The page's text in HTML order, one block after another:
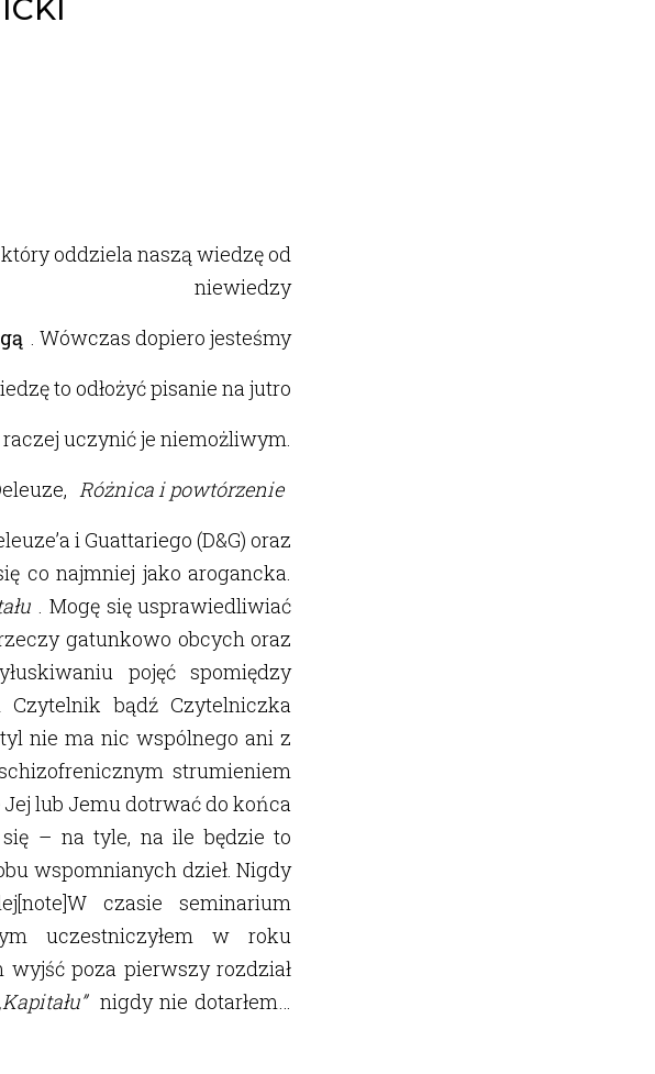
oddziela naszą wiedzę od
niewiedzy
. Wówczas dopiero jesteśmy
to odłożyć pisanie na jutro
raczej uczynić je niemożliwym.
Różnica i powtórzenie
i Guattariego (D&G) oraz
co najmniej jako arogancka.
. Mogę się usprawiedliwiać
gatunkowo obcych oraz
pojęć spomiędzy
bądź Czytelniczka
nie ma nic wspólnego ani z
strumieniem
lub Jemu dotrwać do końca
– na tyle, na ile będzie to
wspomnianych dzieł. Nigdy
czasie seminarium
uczestniczyłem w roku
wyjść poza pierwszy rozdział
nigdy nie dotarłem…